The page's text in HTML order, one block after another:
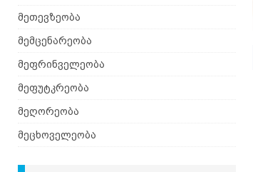
მეთევზეობა
მემცენარეობა
მეფრინველეობა
მეფუტკრეობა
მეღორეობა
მეცხოველეობა